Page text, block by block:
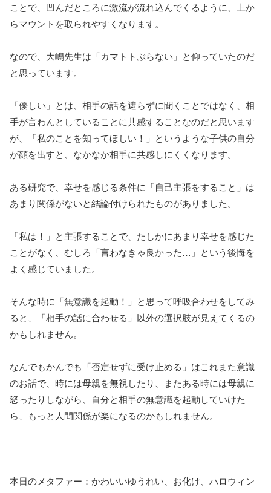
ことで、凹んだところに激流が流れ込んでくるように、上か
らマウントを取られやすくなります。
なので、大嶋先生は「カマトトぶらない」と仰っていたのだ
と思っています。
「優しい」とは、相手の話を遮らずに聞くことではなく、相
手が言わんとしていることに共感することなのだと思います
が、「私のことを知ってほしい！」というような子供の自分
が顔を出すと、なかなか相手に共感しにくくなります。
ある研究で、幸せを感じる条件に「自己主張をすること」は
あまり関係がないと結論付けられたものがありました。
「私は！」と主張することで、たしかにあまり幸せを感じた
ことがなく、むしろ「言わなきゃ良かった…」という後悔を
よく感じていました。
そんな時に「無意識を起動！」と思って呼吸合わせをしてみ
ると、「相手の話に合わせる」以外の選択肢が見えてくるの
かもしれません。
なんでもかんでも「否定せずに受け止める」はこれまた意識
のお話で、時には母親を無視したり、またある時には母親に
怒ったりしながら、自分と相手の無意識を起動していけた
ら、もっと人間関係が楽になるのかもしれません。
本日のメタファー：かわいいゆうれい、お化け、ハロウィン